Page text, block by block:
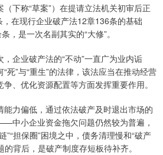
下称“草案”）在提请立法机关初审后正
在现行企业破产法12章136条的基础
，是一次名副其实的“大修”。
企业破产法的“不动”一直广为业内诟
死”与“重生”的法律，该法应当在推动经营
、优化资源配置等方面发挥重要作用。
能力偏低，通过依法破产及时退出市场的
中小企业资金拖欠问题仍然较为普遍，
”“担保圈”困境之中，债务清理慢和“破产
的背后，是破产制度存短板待补齐。